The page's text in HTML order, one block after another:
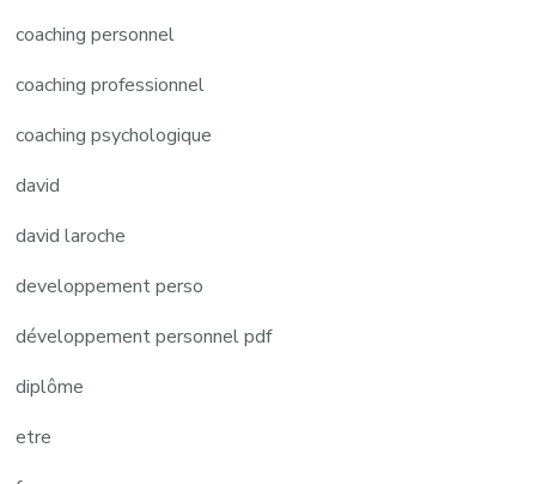
coaching personnel
coaching professionnel
coaching psychologique
david
david laroche
developpement perso
développement personnel pdf
diplôme
etre